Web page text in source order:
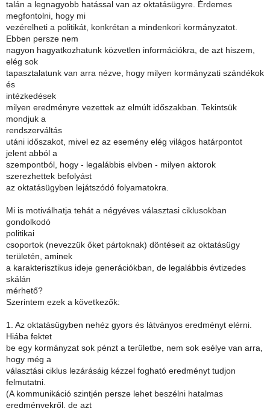
talán a legnagyobb hatással van az oktatásügyre. Érdemes
megfontolni, hogy mi
vezérelheti a politikát, konkrétan a mindenkori kormányzatot.
Ebben persze nem
nagyon hagyatkozhatunk közvetlen információkra, de azt hiszem,
elég sok
tapasztalatunk van arra nézve, hogy milyen kormányzati szándékok
és
intézkedések
milyen eredményre vezettek az elmúlt időszakban. Tekintsük
mondjuk a
rendszerváltás
utáni időszakot, mivel ez az esemény elég világos határpontot
jelent abból a
szempontból, hogy - legalábbis elvben - milyen aktorok
szerezhettek befolyást
az oktatásügyben lejátszódó folyamatokra.
Mi is motiválhatja tehát a négyéves választasi ciklusokban
gondolkodó
politikai
csoportok (nevezzük őket pártoknak) döntéseit az oktatásügy
területén, aminek
a karakterisztikus ideje generációkban, de legalábbis évtizedes
skálán
mérhető?
Szerintem ezek a következők:
1. Az oktatásügyben nehéz gyors és látványos eredményt elérni.
Hiába fektet
be egy kormányzat sok pénzt a területbe, nem sok esélye van arra,
hogy még a
választási ciklus lezárásáig kézzel fogható eredményt tudjon
felmutatni.
(A kommunikáció szintjén persze lehet beszélni hatalmas
eredményekről, de azt